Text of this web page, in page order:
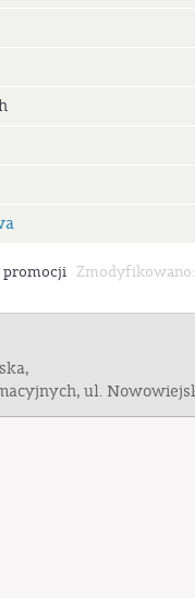
promocji Zmodyfikowano:
ul.